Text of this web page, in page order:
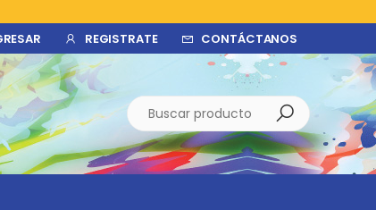
REGISTRATE CONTÁCTANOS
Buscar